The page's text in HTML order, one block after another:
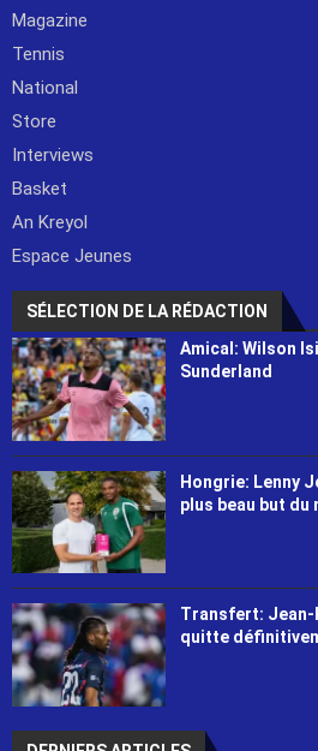
Magazine
Tennis
National
Store
Interviews
Basket
An Kreyol
Espace Jeunes
SÉLECTION DE LA RÉDACTION
Amical: Wilson
Sunderland
Hongrie: Lenny
plus beau but du
Transfert: Jean-
quitte